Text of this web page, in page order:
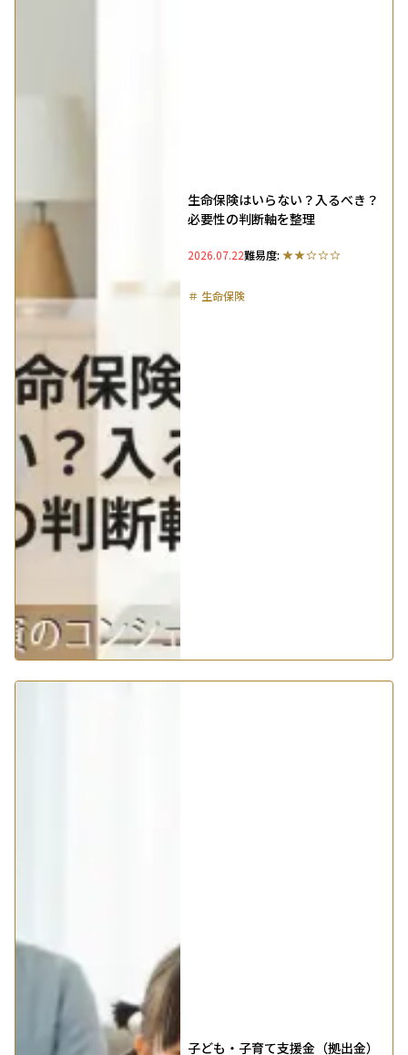
生命保険はいらない？入るべき？
必要性の判断軸を整理
2026.07.22難易度:
＃ 生命保険
子ども・子育て支援金（拠出金）